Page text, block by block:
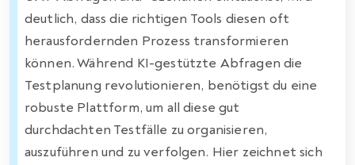
deutlich, dass die richtigen Tools diesen oft
herausfordernden Prozess transformieren
können. Während KI-gestützte Abfragen die
Testplanung revolutionieren, benötigst du eine
robuste Plattform, um all diese gut
durchdachten Testfälle zu organisieren,
auszuführen und zu verfolgen. Hier zeichnet sich